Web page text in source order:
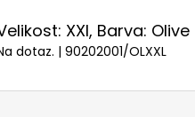
XXl, Barva: Olive
dotaz. | 90202001/OLXXL